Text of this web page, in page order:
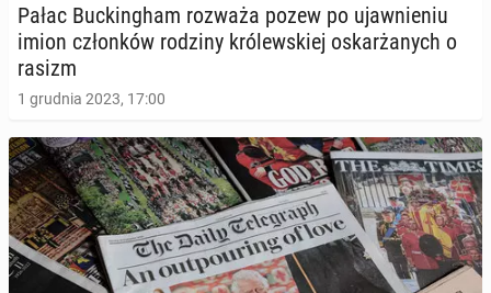
Pałac Buc­kin­gham rozważa pozew po ujaw­nie­niu
imion człon­ków rodziny kró­lew­skiej oskar­ża­nych o
rasizm
1 grudnia 2023, 17:00